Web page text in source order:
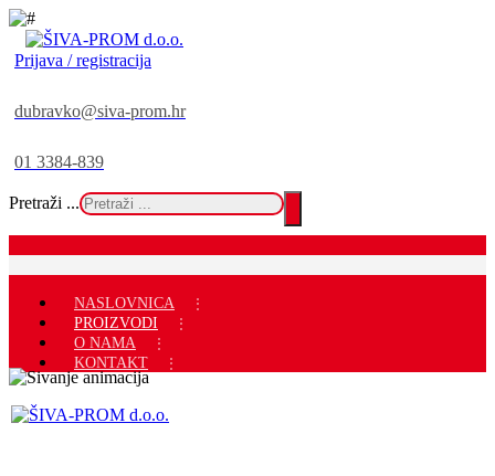
Prijava / registracija
dubravko@siva-prom.hr
01 3384-839
Pretraži ...
NASLOVNICA
PROIZVODI
O NAMA
KONTAKT